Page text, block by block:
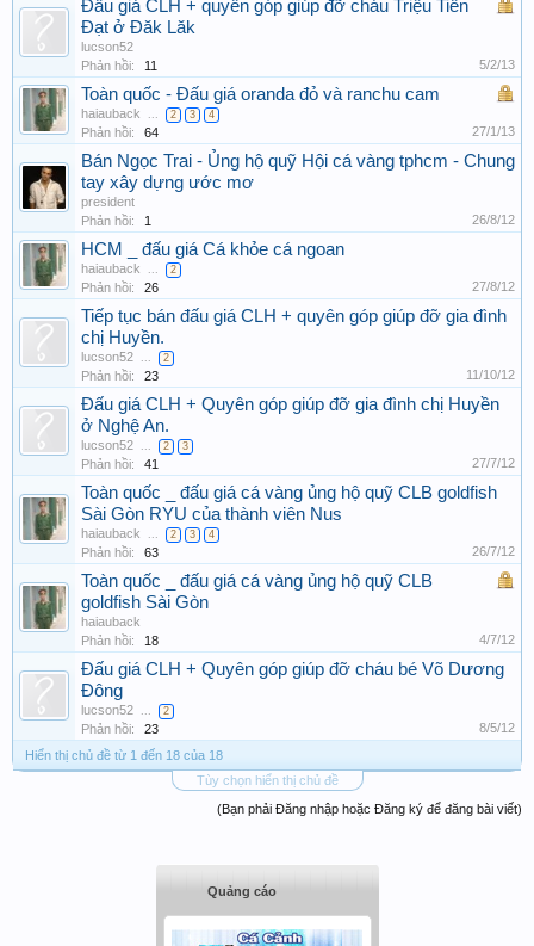
Đấu giá CLH + quyên góp giúp đỡ cháu Triệu Tiến
Đạt ở Đăk Lăk
lucson52
Phản hồi:
11 5/2/13
Toàn quốc - Đấu giá oranda đỏ và ranchu cam
haiauback 2 3 4
Phản hồi: 64 27/1/13
Bán Ngọc Trai - Ủng hộ quỹ Hội cá vàng tphcm - Chung
tay xây dựng ước mơ
president
Phản hồi:
1 26/8/12
HCM _ đấu giá Cá khỏe cá ngoan
haiauback 2
Phản hồi: 26 27/8/12
Tiếp tục bán đấu giá CLH + quyên góp giúp đỡ gia đình
chị Huyền.
lucson52 2
Phản hồi: 23 11/10/12
Đấu giá CLH + Quyên góp giúp đỡ gia đình chị Huyền
ở Nghệ An.
lucson52 2 3
Phản hồi: 41 27/7/12
Toàn quốc _ đấu giá cá vàng ủng hộ quỹ CLB goldfish
Sài Gòn RYU của thành viên Nus
haiauback 2 3 4
Phản hồi: 63 26/7/12
Toàn quốc _ đấu giá cá vàng ủng hộ quỹ CLB
goldfish Sài Gòn
haiauback
Phản hồi:
18 4/7/12
Đấu giá CLH + Quyên góp giúp đỡ cháu bé Võ Dương
Đông
lucson52 2
Phản hồi: 23
8/5/12
Hiển thị chủ đề từ 1 đến 18 của 18
Tùy chọn hiển thị chủ đề
(Bạn phải Đăng nhập hoặc Đăng ký để đăng bài viết)
Quảng cáo